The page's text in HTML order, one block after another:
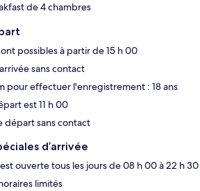
de 4 chambres
possibles à partir de 15 h 00
sans contact
pour effectuer l'enregistrement : 18 ans
est 11 h 00
départ sans contact
d’arrivée
ouverte tous les jours de 08 h 00 à 22 h 30
limités